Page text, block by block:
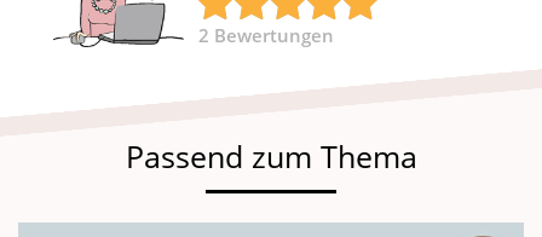
2 Bewertungen
Passend zum Thema